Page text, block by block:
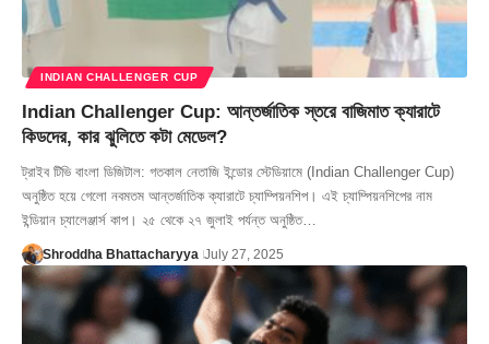
INDIAN CHALLENGER CUP
Indian Challenger Cup: আন্তর্জাতিক স্তরে বাজিমাত ক্যারাটে
কিডদের, কার ঝুলিতে কটা মেডেল?
ট্রাইব টিভি বাংলা ডিজিটাল: গতকাল নেতাজি ইন্ডোর স্টেডিয়ামে (Indian Challenger Cup)
অনুষ্ঠিত হয়ে গেলো নবমতম আন্তর্জাতিক ক্যারাটে চ্যাম্পিয়নশিপ। এই চ্যাম্পিয়নশিপের নাম
ইন্ডিয়ান চ্যালেঞ্জার্স কাপ। ২৫ থেকে ২৭ জুলাই পর্যন্ত অনুষ্ঠিত…
Shroddha Bhattacharyya July 27, 2025